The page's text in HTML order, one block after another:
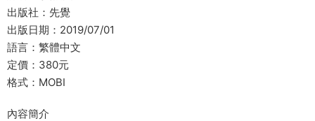
出版社：先覺
出版日期：2019/07/01
語言：繁體中文
定價：380元
格式：MOBI
內容簡介